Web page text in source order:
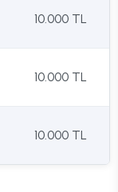
10.000 TL
10.000 TL
10.000 TL